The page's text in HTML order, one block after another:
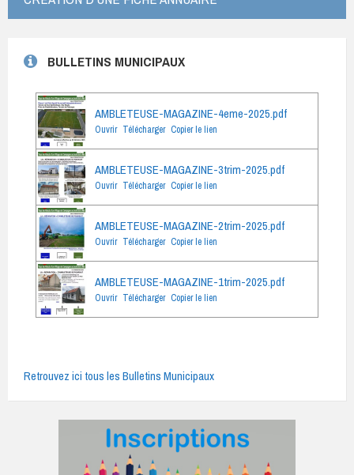
BULLETINS MUNICIPAUX
AMBLETEUSE-MAGAZINE-4eme-2025.pdf
Ouvrir Télécharger Copier le lien
AMBLETEUSE-MAGAZINE-3trim-2025.pdf
Ouvrir Télécharger Copier le lien
AMBLETEUSE-MAGAZINE-2trim-2025.pdf
Ouvrir Télécharger Copier le lien
AMBLETEUSE-MAGAZINE-1trim-2025.pdf
Ouvrir Télécharger Copier le lien
Retrouvez ici tous les Bulletins Municipaux